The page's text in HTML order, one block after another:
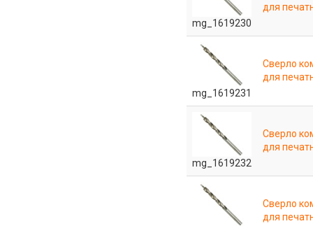
mg_1619230
для
mg_1619231
Сверло
для
mg_1619232
Сверло
для
Сверло
для